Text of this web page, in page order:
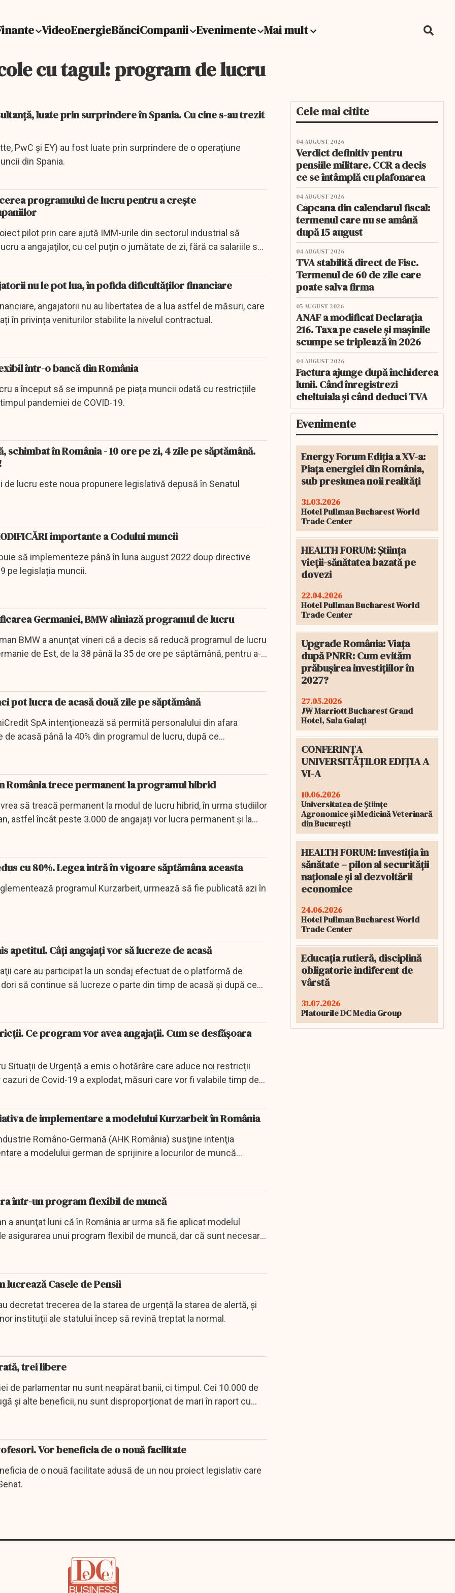
VideoEnergieBănciCompanii Evenimente Mai mult
cu tagul: program de lucru
luate prin surprindere în Spania. Cu cine s-au trezit
PwC și EY) au fost luate prin surprindere de o operațiune
din Spania.
programului de lucru pentru a creşte
pilot prin care ajută IMM-urile din sectorul industrial să
a angajaţilor, cu cel puţin o jumătate de zi, fără ca salariile să
nu le pot lua, în pofida dificultăților financiare
angajatorii nu au libertatea de a lua astfel de măsuri, care
în privința veniturilor stabilite la nivelul contractual.
într-o bancă din România
a început să se impunnă pe piața muncii odată cu restricțiile
pandemiei de COVID-19.
schimbat în România - 10 ore pe zi, 4 zile pe săptămână.
lucru este noua propunere legislativă depusă în Senatul
importante a Codului muncii
să implementeze până în luna august 2022 doup directive
pe legislația muncii.
Germaniei, BMW aliniază programul de lucru
BMW a anunţat vineri că a decis să reducă programul de lucru
de Est, de la 38 până la 35 de ore pe săptămână, pentru a-l
pot lucra de acasă două zile pe săptămână
SpA intenţionează să permită personalului din afara
acasă până la 40% din programul de lucru, după ce
România trece permanent la programul hibrid
să treacă permanent la modul de lucru hibrid, în urma studiilor
astfel încât peste 3.000 de angajați vor lucra permanent și la
cu 80%. Legea intră în vigoare săptămâna aceasta
programul Kurzarbeit, urmează să fie publicată azi în
apetitul. Câți angajați vor să lucreze de acasă
care au participat la un sondaj efectuat de o platformă de
să continue să lucreze o parte din timp de acasă şi după ce
Ce program vor avea angajații. Cum se desfășoara
Situații de Urgență a emis o hotărâre care aduce noi restricții
de Covid-19 a explodat, măsuri care vor fi valabile timp de
de implementare a modelului Kurzarbeit în România
Româno-Germană (AHK România) susţine intenţia
a modelului german de sprijinire a locurilor de muncă
într-un program flexibil de muncă
a anunţat luni că în România ar urma să fie aplicat modelul
asigurarea unui program flexibil de muncă, dar că sunt necesare
lucrează Casele de Pensii
decretat trecerea de la starea de urgență la starea de alertă, și
instituții ale statului încep să revină treptat la normal.
trei libere
de parlamentar nu sunt neapărat banii, ci timpul. Cei 10.000 de
și alte beneficii, nu sunt disproporționat de mari în raport cu...
Vor beneficia de o nouă facilitate
de o nouă facilitate adusă de un nou proiect legislativ care
Cele mai citite
04 AUGUST 2026
Verdict definitiv pentru
pensiile militare. CCR a decis
ce se întâmplă cu plafonarea
04 AUGUST 2026
Capcana din calendarul fiscal:
termenul care nu se amână
după 15 august
04 AUGUST 2026
TVA stabilită direct de Fisc.
Termenul de 60 de zile care
poate salva firma
05 AUGUST 2026
ANAF a modificat Declarația
216. Taxa pe casele și mașinile
scumpe se triplează în 2026
04 AUGUST 2026
Factura ajunge după închiderea
lunii. Când înregistrezi
cheltuiala și când deduci TVA
Evenimente
Energy Forum Ediția a XV-a:
Piața energiei din România,
sub presiunea noii realități
31.03.2026
Hotel Pullman Bucharest World
Trade Center
HEALTH FORUM: Știința
vieții-sănătatea bazată pe
dovezi
22.04.2026
Hotel Pullman Bucharest World
Trade Center
Upgrade România: Viața
după PNRR: Cum evităm
prăbușirea investițiilor în
2027?
27.05.2026
JW Marriott Bucharest Grand
Hotel, Sala Galați
CONFERINȚA
UNIVERSITĂȚILOR EDIȚIA A
VI-A
10.06.2026
Universitatea de Științe
Agronomice și Medicină Veterinară
din București
HEALTH FORUM: Investiția în
sănătate – pilon al securității
naționale și al dezvoltării
economice
24.06.2026
Hotel Pullman Bucharest World
Trade Center
Educația rutieră, disciplină
obligatorie indiferent de
vârstă
31.07.2026
Platourile DC Media Group